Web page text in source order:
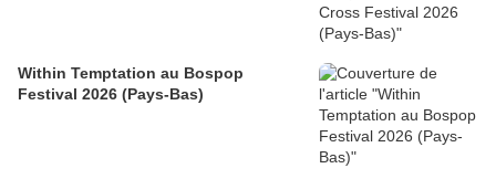
Within Temptation au Bospop
Festival 2026 (Pays-Bas)